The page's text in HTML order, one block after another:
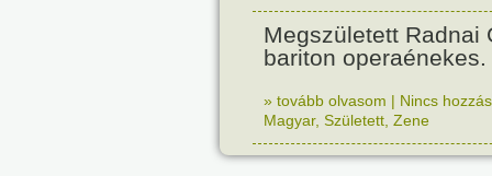
Megszületett Radnai
bariton operaénekes.
» tovább olvasom | Nincs
Magyar, Született Zene